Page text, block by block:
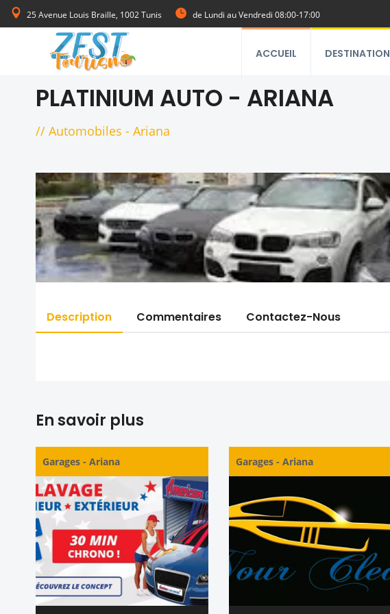
25 Avenue Louis Braille, 1002 Tunis de Lundi au Vendredi 08:00-17:00
ACCUEIL DESTINATION
PLATINIUM AUTO - ARIANA
// Automobiles - Ariana
Description Commentaires Contactez-Nous
En savoir plus
Garages - Ariana Garages -Ariana